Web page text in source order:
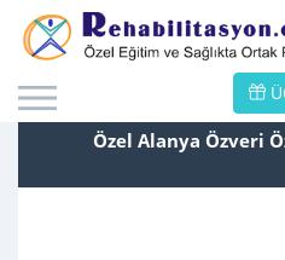
Özel Alanya Özveri